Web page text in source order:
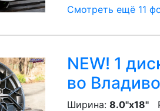
Смотреть ещё 11
NEW! 1
во
Ширина: 8.0"x18"